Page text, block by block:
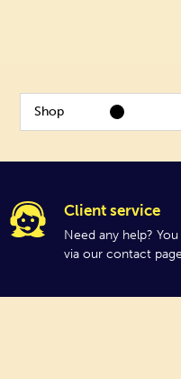
Shop
Client service
Need any help?
via our contact page